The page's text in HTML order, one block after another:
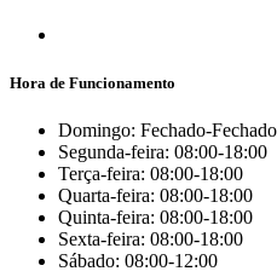
Hora de Funcionamento
Domingo: Fechado-Fechado
Segunda-feira: 08:00-18:00
Terça-feira: 08:00-18:00
Quarta-feira: 08:00-18:00
Quinta-feira: 08:00-18:00
Sexta-feira: 08:00-18:00
Sábado: 08:00-12:00